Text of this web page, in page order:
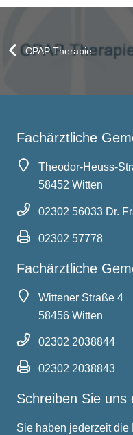
CPAP Therapie
Fachärztliche
Theodor-Heuss-
58452 Witten
02302 56033 Dr.
02302 57778
Fachärztliche
Wittener Straße 4
58456 Witten
02302 2038844
02302 2038843
Schreiben Sie uns
Sie haben jederzeit